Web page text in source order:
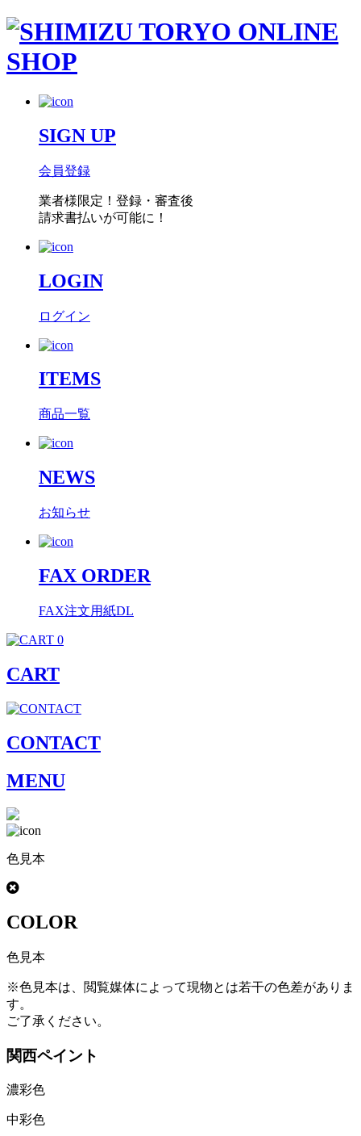
SIGN UP
会員登録
業者様限定！ 登録・審査後
請求書払いが可能に！
LOGIN
ログイン
ITEMS
商品一覧
NEWS
お知らせ
FAX ORDER
FAX注文用紙DL
0
CART
CONTACT
MENU
色見本
COLOR
色見本
※色見本は、閲覧媒体によって現物とは若干の色差がありま
す。
ご了承ください。
関西ペイント
濃彩色
中彩色